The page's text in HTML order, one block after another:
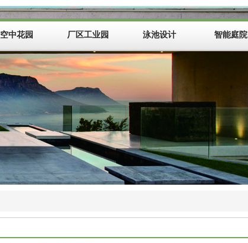
空中花园 厂区工业园 泳池设计 智能庭院